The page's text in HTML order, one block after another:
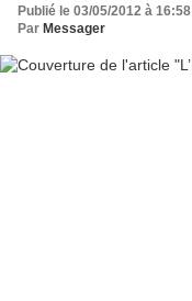
Publié le 03/05/2012 à 16:58
Par Messager